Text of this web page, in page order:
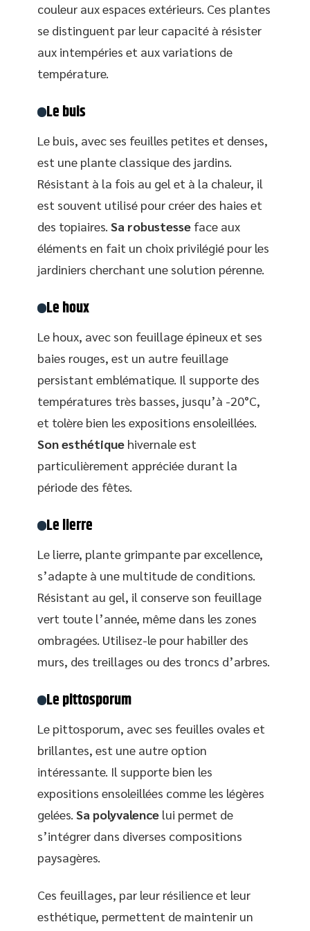
couleur aux espaces extérieurs. Ces plantes
se distinguent par leur capacité à résister
aux intempéries et aux variations de
température.
Le buis
Le buis, avec ses feuilles petites et denses,
est une plante classique des jardins.
Résistant à la fois au gel et à la chaleur, il
est souvent utilisé pour créer des haies et
des topiaires. Sa robustesse face aux
éléments en fait un choix privilégié pour les
jardiniers cherchant une solution pérenne.
Le houx
Le houx, avec son feuillage épineux et ses
baies rouges, est un autre feuillage
persistant emblématique. Il supporte des
températures très basses, jusqu’à -20°C,
et tolère bien les expositions ensoleillées.
Son esthétique hivernale est
particulièrement appréciée durant la
période des fêtes.
Le lierre
Le lierre, plante grimpante par excellence,
s’adapte à une multitude de conditions.
Résistant au gel, il conserve son feuillage
vert toute l’année, même dans les zones
ombragées. Utilisez-le pour habiller des
murs, des treillages ou des troncs d’arbres.
Le pittosporum
Le pittosporum, avec ses feuilles ovales et
brillantes, est une autre option
intéressante. Il supporte bien les
expositions ensoleillées comme les légères
gelées. Sa polyvalence lui permet de
s’intégrer dans diverses compositions
paysagères.
Ces feuillages, par leur résilience et leur
esthétique, permettent de maintenir un